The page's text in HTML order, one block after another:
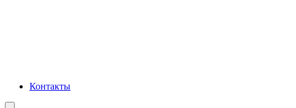
Контакты